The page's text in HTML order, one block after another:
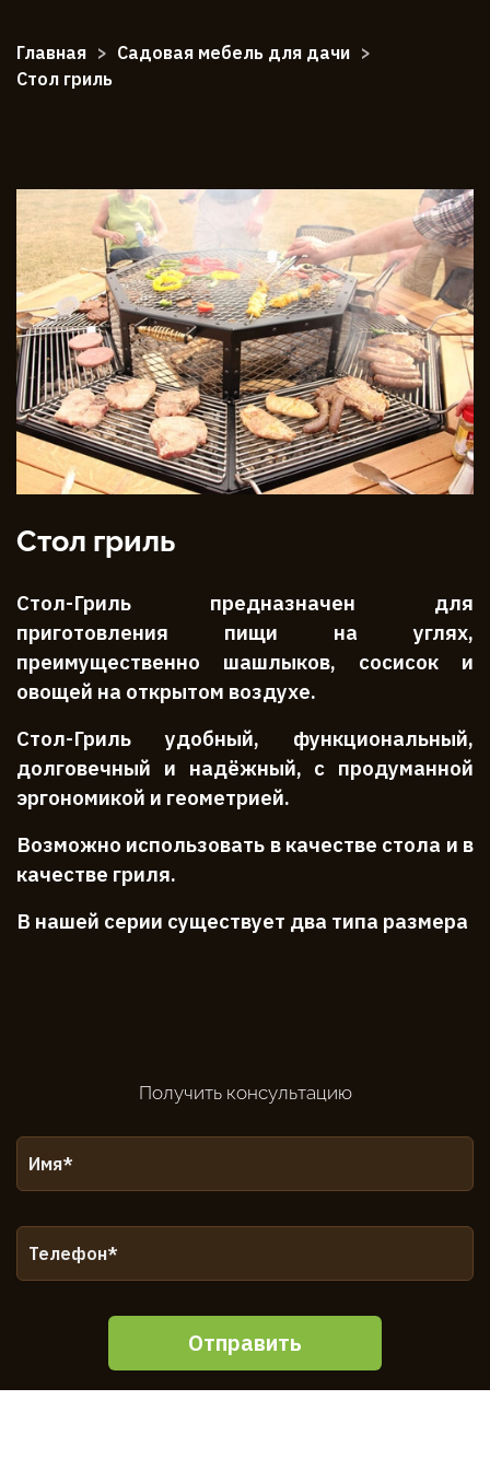
Главная
Садовая мебель для дачи
Стол гриль
Стол гриль
Стол-Гриль предназначен для
приготовления пищи на углях,
преимущественно шашлыков, сосисок и
овощей на открытом воздухе.
Стол-Гриль удобный, функциональный,
долговечный и надёжный, с продуманной
эргономикой и геометрией.
Возможно использовать в качестве стола и в
качестве гриля.
В нашей серии существует два типа размера
Получить консультацию
Отправить